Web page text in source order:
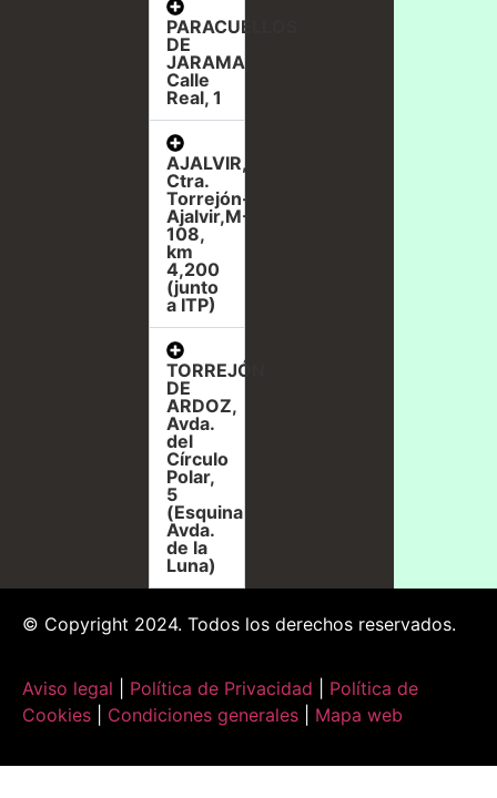
PARACUELLOS
DE
JARAMA,
Calle
Real, 1
AJALVIR,
Ctra.
Torrejón-
Ajalvir,M-
108,
km
4,200
(junto
a ITP)
TORREJÓN
DE
ARDOZ,
Avda.
del
Círculo
Polar,
5
(Esquina
Avda.
de la
Luna)
© Copyright 2024. Todos los derechos reservados.
Aviso legal Política de Privacidad
Política de
Cookies
Condiciones generales Mapa web